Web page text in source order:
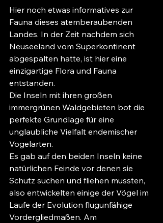
Hier noch etwas informatives zur
Fauna dieses atemberaubenden
Landes. In der Zeit nachdem sich
Neuseeland vom Superkontinent
abgespalten hatte, ist hier eine
einzigartige Flora und Fauna
entstanden.
Die Inseln mit ihren großen
immergrünen Waldgebieten bot die
perfekte Grundlage für eine
unglaubliche Vielfalt endemischer
Vogelarten.
Es gab auf den beiden Inseln keine
natürlichen Feinde vor denen sie
Schutz suchen und fliehen mussten,
also entwickelten einige der Vögel im
Laufe der Evolution flugunfähige
Vordergliedmaßen. Am